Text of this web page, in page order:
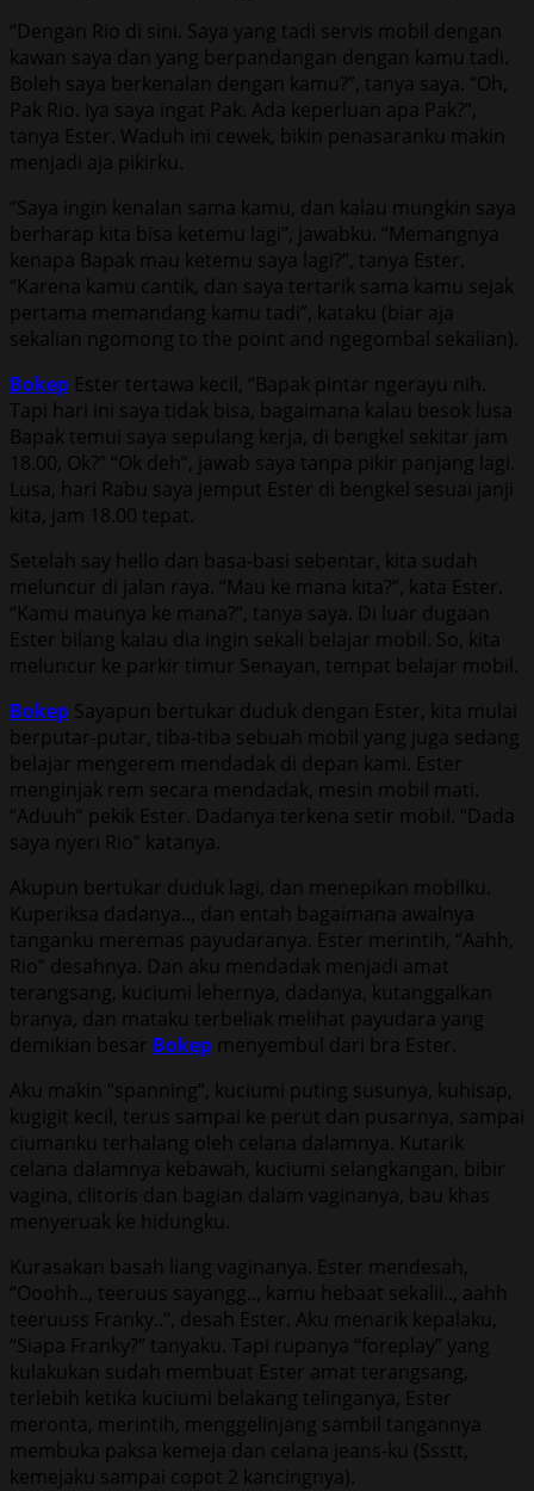
“Dengan Rio di sini. Saya yang tadi servis mobil dengan
kawan saya dan yang berpandangan dengan kamu tadi.
Boleh saya berkenalan dengan kamu?”, tanya saya. “Oh,
Pak Rio. Iya saya ingat Pak. Ada keperluan apa Pak?”,
tanya Ester. Waduh ini cewek, bikin penasaranku makin
menjadi aja pikirku.
“Saya ingin kenalan sama kamu, dan kalau mungkin saya
berharap kita bisa ketemu lagi”, jawabku. “Memangnya
kenapa Bapak mau ketemu saya lagi?”, tanya Ester.
“Karena kamu cantik, dan saya tertarik sama kamu sejak
pertama memandang kamu tadi”, kataku (biar aja
sekalian ngomong to the point and ngegombal sekalian).
Bokep Ester tertawa kecil, “Bapak pintar ngerayu nih.
Tapi hari ini saya tidak bisa, bagaimana kalau besok lusa
Bapak temui saya sepulang kerja, di bengkel sekitar jam
18.00, Ok?” “Ok deh”, jawab saya tanpa pikir panjang lagi.
Lusa, hari Rabu saya jemput Ester di bengkel sesuai janji
kita, jam 18.00 tepat.
Setelah say hello dan basa-basi sebentar, kita sudah
meluncur di jalan raya. “Mau ke mana kita?”, kata Ester.
“Kamu maunya ke mana?”, tanya saya. Di luar dugaan
Ester bilang kalau dia ingin sekali belajar mobil. So, kita
meluncur ke parkir timur Senayan, tempat belajar mobil.
Bokep Sayapun bertukar duduk dengan Ester, kita mulai
berputar-putar, tiba-tiba sebuah mobil yang juga sedang
belajar mengerem mendadak di depan kami. Ester
menginjak rem secara mendadak, mesin mobil mati.
“Aduuh” pekik Ester. Dadanya terkena setir mobil. “Dada
saya nyeri Rio” katanya.
Akupun bertukar duduk lagi, dan menepikan mobilku.
Kuperiksa dadanya.., dan entah bagaimana awalnya
tanganku meremas payudaranya. Ester merintih, “Aahh,
Rio” desahnya. Dan aku mendadak menjadi amat
terangsang, kuciumi lehernya, dadanya, kutanggalkan
branya, dan mataku terbeliak melihat payudara yang
demikian besar Bokep menyembul dari bra Ester.
Aku makin “spanning”, kuciumi puting susunya, kuhisap,
kugigit kecil, terus sampai ke perut dan pusarnya, sampai
ciumanku terhalang oleh celana dalamnya. Kutarik
celana dalamnya kebawah, kuciumi selangkangan, bibir
vagina, clitoris dan bagian dalam vaginanya, bau khas
menyeruak ke hidungku.
Kurasakan basah liang vaginanya. Ester mendesah,
“Ooohh.., teeruus sayangg.., kamu hebaat sekalii.., aahh
teeruuss Franky..”, desah Ester. Aku menarik kepalaku,
“Siapa Franky?” tanyaku. Tapi rupanya “foreplay” yang
kulakukan sudah membuat Ester amat terangsang,
terlebih ketika kuciumi belakang telinganya, Ester
meronta, merintih, menggelinjang sambil tangannya
membuka paksa kemeja dan celana jeans-ku (Ssstt,
kemejaku sampai copot 2 kancingnya).